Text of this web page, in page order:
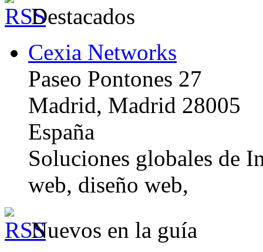
Destacados
Cexia Networks
Paseo Pontones 27
Madrid, Madrid 28005
España
Soluciones globales de
web, diseño web,
Nuevos en la guía